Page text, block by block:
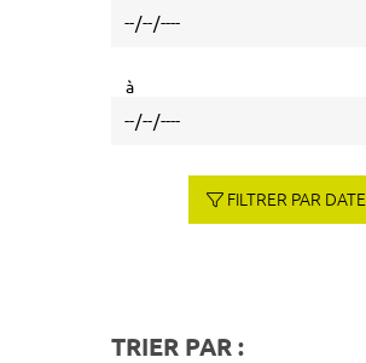
à
FILTRER PAR DATE
TRIER PAR :